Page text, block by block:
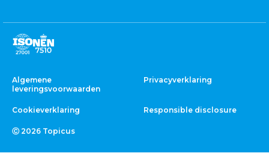
Algemene
leveringsvoorwaarden
Privacyverklaring
Cookieverklaring Responsible disclosure
Ⓒ 2026 Topicus